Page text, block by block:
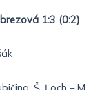
1:3 (0:2)
Š. Ľoch – M.